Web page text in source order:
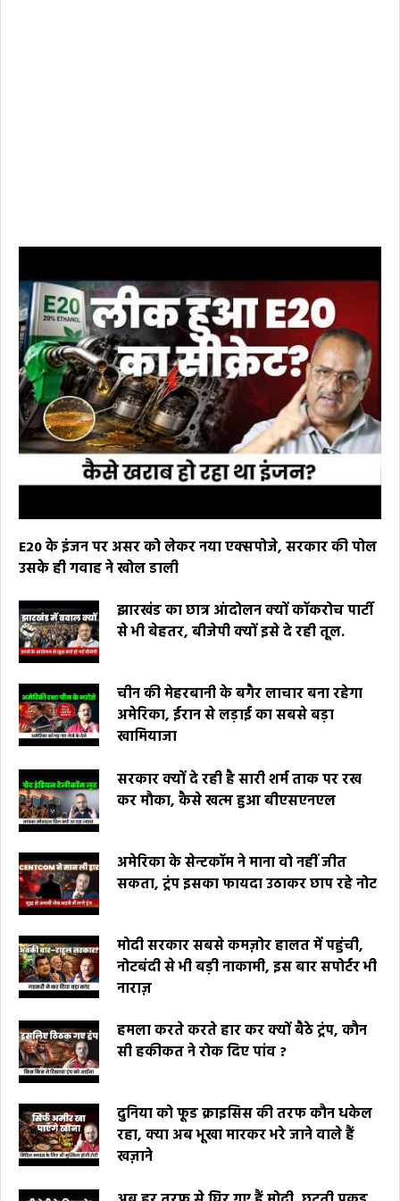
E20 के इंजन पर असर को लेकर नया एक्सपोजे, सरकार की पोल
उसके ही गवाह ने खोल डाली
झारखंड का छात्र आंदोलन क्यों कॉकरोच पार्टी
से भी बेहतर, बीजेपी क्यों इसे दे रही तूल.
चीन की मेहरबानी के बगैर लाचार बना रहेगा
अमेरिका, ईरान से लड़ाई का सबसे बड़ा
खामियाजा
सरकार क्यों दे रही है सारी शर्म ताक पर रख
कर मौका, कैसे खत्म हुआ बीएसएनएल
अमेरिका के सेन्टकॉम ने माना वो नहीं जीत
सकता, ट्रंप इसका फायदा उठाकर छाप रहे नोट
मोदी सरकार सबसे कमज़ोर हालत में पहुंची,
नोटबंदी से भी बड़ी नाकामी, इस बार सपोर्टर भी
नाराज़
हमला करते करते हार कर क्यों बैठे ट्रंप, कौन
सी हकीकत ने रोक दिए पांव ?
दुनिया को फूड क्राइसिस की तरफ कौन धकेल
रहा, क्या अब भूखा मारकर भरे जाने वाले हैं
खज़ाने